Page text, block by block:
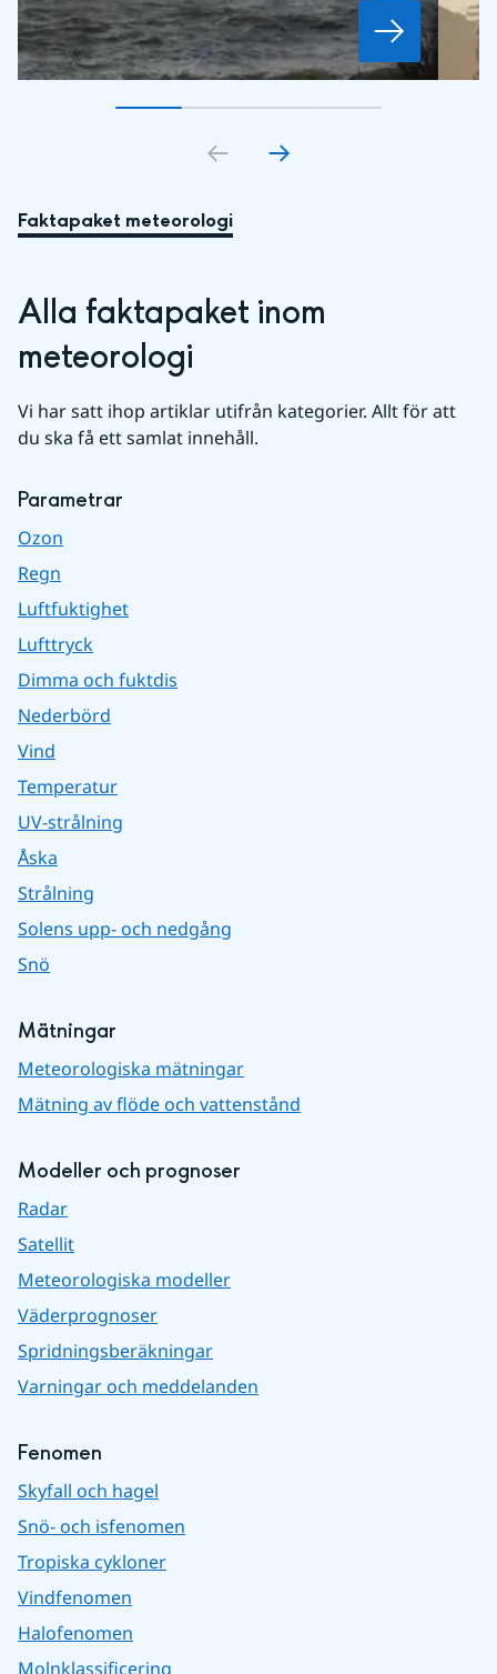
Gå till bildkort1
Gå till bildkort2
Gå till bildkort3
Gå till bildkort
Faktapaket meteorologi
Alla faktapaket inom
meteorologi
Vi har satt ihop artiklar utifrån kategorier. Allt för att
du ska få ett samlat innehåll.
Parametrar
Ozon
Regn
Luftfuktighet
Lufttryck
Dimma och fuktdis
Nederbörd
Vind
Temperatur
UV-strålning
Åska
Strålning
Solens upp- och nedgång
Snö
Mätningar
Meteorologiska mätningar
Mätning av flöde och vattenstånd
Modeller och prognoser
Radar
Satellit
Meteorologiska modeller
Väderprognoser
Spridningsberäkningar
Varningar och meddelanden
Fenomen
Skyfall och hagel
Snö- och isfenomen
Tropiska cykloner
Vindfenomen
Halofenomen
Molnklassificering